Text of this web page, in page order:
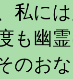
私に
も幽
のお